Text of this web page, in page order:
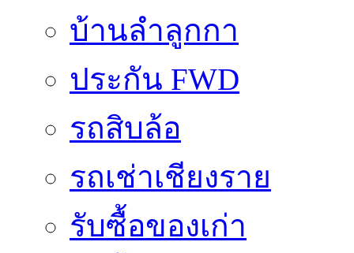
บ้านลำลูกกา
ประกัน FWD
รถสิบล้อ
รถเช่าเชียงราย
รับซื้อของเก่า